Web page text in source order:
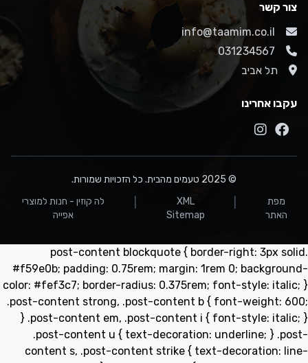
צור קשר
info@taamim.co.il
031234567
תל אביב
עקבו אחרינו
© 2025 טעמים מהבית. כל הזכויות שמורות.
מפת
האתר
XML
Sitemap
לה קוזין - חנות למוצרי
אפייה
.post-content blockquote { border-right: 3px solid
#f59e0b; padding: 0.75rem; margin: 1rem 0; background-
color: #fef3c7; border-radius: 0.375rem; font-style: italic; }
.post-content strong, .post-content b { font-weight: 600;
} .post-content em, .post-content i { font-style: italic; }
.post-content u { text-decoration: underline; } .post-
content s, .post-content strike { text-decoration: line-